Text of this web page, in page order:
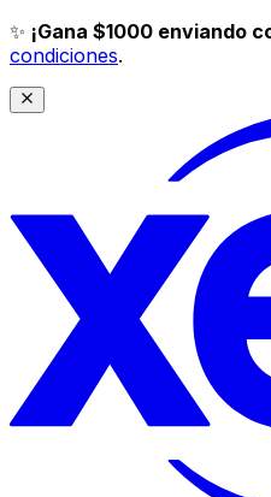
✨ ¡Gana $1000 enviando
condiciones.